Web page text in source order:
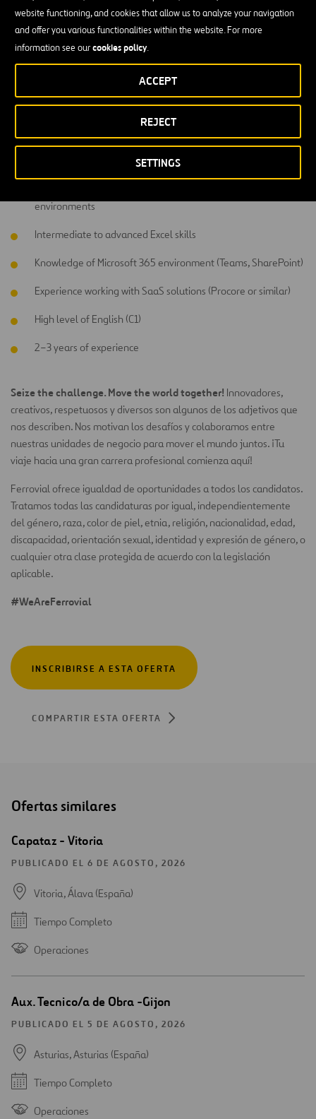
website functioning, and cookies that allow us to analyze your navigation
and offer you various functionalities within the website. For more
information see ourcookies policy.
SETTINGS
REJECT
ACCEPT
Document processes, user guides and internal procedures to
facilitate understanding, consistency and adoption.
Support senior team members with coordination, follow-up and
implementation activities related to digitalization initiatives.
Qualifications
University degree in Engineering (Industrial, Energy, Civil,
Architecture or similar), or Business Administration or related
environments
Intermediate to advanced Excel skills
Knowledge of Microsoft 365 environment (Teams, SharePoint)
Experience working with SaaS solutions (Procore or similar)
High level of English (C1)
2–3 years of experience
Seize the challenge. Move the world together! Innovadores,
creativos, respetuosos y diversos son algunos de los adjetivos que
nos describen. Nos motivan los desafíos y colaboramos entre
nuestras unidades de negocio para mover el mundo juntos. ¡Tu
viaje hacia una gran carrera profesional comienza aquí!
Ferrovial ofrece igualdad de oportunidades a todos los candidatos.
Tratamos todas las candidaturas por igual, independientemente
del género, raza, color de piel, etnia, religión, nacionalidad, edad,
discapacidad, orientación sexual, identidad y expresión de género, o
cualquier otra clase protegida de acuerdo con la legislación
aplicable.
#WeAreFerrovial
INSCRIBIRSE A ESTA OFERTA
COMPARTIR ESTA OFERTA
Ofertas similares
Capataz - Vitoria
PUBLICADO EL 6 DE AGOSTO, 2026
Vitoria, Álava (España)
Tiempo Completo
Operaciones
Aux. Tecnico/a de Obra -Gijon
PUBLICADO EL 5 DE AGOSTO, 2026
Asturias, Asturias (España)
Tiempo Completo
Operaciones